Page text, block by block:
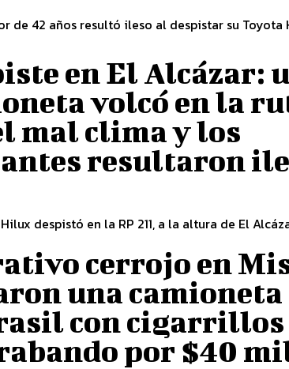
de 42 años resultó ileso al despistar su Toyota
en El Alcázar:
volcó en la
mal clima y los
resultaron
despistó en la RP 211, a la altura de El
cerrojo en
una camioneta
con cigarrillos
por $40